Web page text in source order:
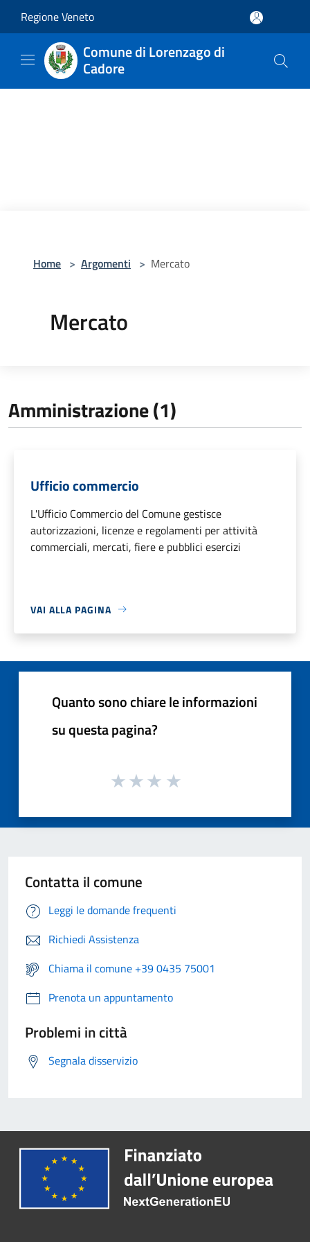
Regione Veneto
Comune di Lorenzago di
Cadore
Home > Argomenti > Mercato
Mercato
Amministrazione (1)
Ufficio commercio
L'Ufficio Commercio del Comune gestisce
autorizzazioni, licenze e regolamenti per attività
commerciali, mercati, fiere e pubblici esercizi
VAI ALLA PAGINA
Quanto sono chiare le informazioni
su questa pagina?
Contatta il comune
Leggi le domande frequenti
Richiedi Assistenza
Chiama il comune +39 0435 75001
Prenota un appuntamento
Problemi in città
Segnala disservizio